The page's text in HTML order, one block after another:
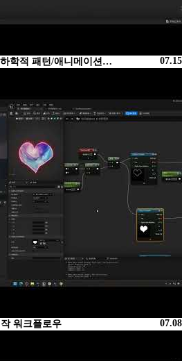
07.15
학적 패턴/애니메이션…
07.08
워크플로우